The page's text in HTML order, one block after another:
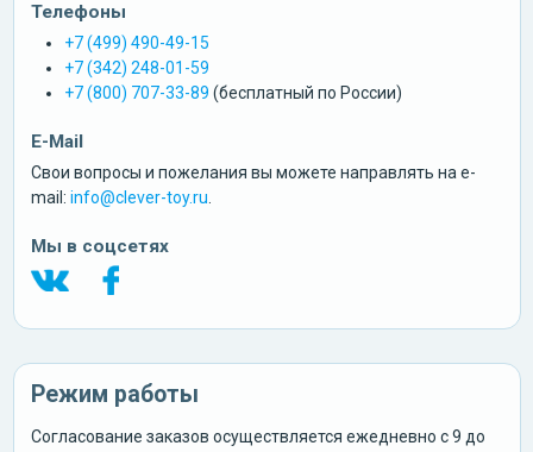
Телефоны
+7 (499) 490-49-15
+7 (342) 248-01-59
+7 (800) 707-33-89 (бесплатный по России)
E-Mail
Свои вопросы и пожелания вы можете направлять на e-
mail: info@clever-toy.ru.
Мы в соцсетях
Режим работы
Согласование заказов осуществляется ежедневно с 9 до